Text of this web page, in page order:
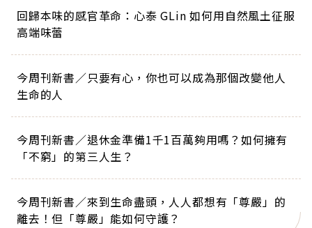
回歸本味的感官革命：心泰 GLin 如何用自然風土征服
高端味蕾
今周刊新書／只要有心，你也可以成為那個改變他人
生命的人
今周刊新書／退休金準備1千1百萬夠用嗎？如何擁有
「不窮」的第三人生？
今周刊新書／來到生命盡頭，人人都想有「尊嚴」的
離去！但「尊嚴」能如何守護？